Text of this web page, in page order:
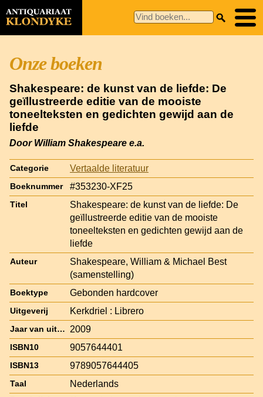
Onze boeken
Shakespeare: de kunst van de liefde: De
geïllustreerde editie van de mooiste
toneelteksten en gedichten gewijd aan de
liefde
Door William Shakespeare e.a.
Categorie Vertaalde literatuur
Boeknummer #353230-XF25
Titel
Shakespeare: de kunst van de liefde: De
geïllustreerde editie van de mooiste
toneelteksten en gedichten gewijd aan de
liefde
Auteur
Shakespeare, William & Michael Best
(samenstelling)
Boektype Gebonden hardcover
Uitgeverij Kerkdriel : Librero
Jaar van uitgave 2009
ISBN10 9057644401
ISBN13 9789057644405
Taal Nederlands